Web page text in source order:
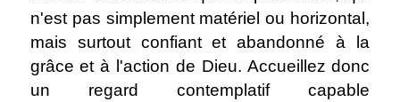
n'est pas simplement matériel ou horizontal,
mais surtout confiant et abandonné à la
grâce et à l'action de Dieu. Accueillez donc
un regard contemplatif capable